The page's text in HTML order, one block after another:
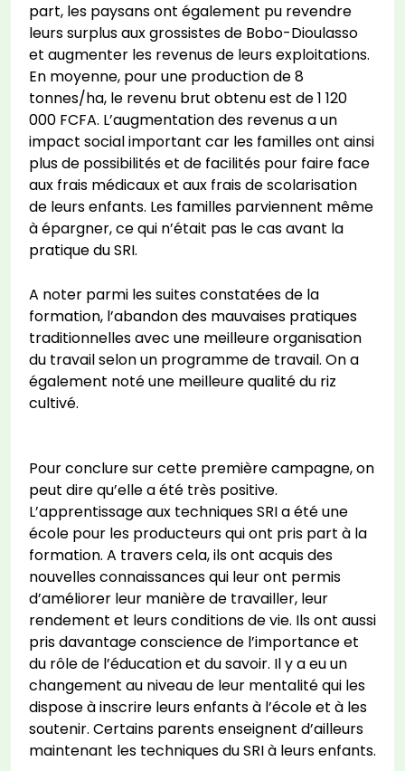
part, les paysans ont également pu revendre
leurs surplus aux grossistes de Bobo-Dioulasso
et augmenter les revenus de leurs exploitations.
En moyenne, pour une production de 8
tonnes/ha, le revenu brut obtenu est de 1 120
000 FCFA. L’augmentation des revenus a un
impact social important car les familles ont ainsi
plus de possibilités et de facilités pour faire face
aux frais médicaux et aux frais de scolarisation
de leurs enfants. Les familles parviennent même
à épargner, ce qui n’était pas le cas avant la
pratique du SRI.
A noter parmi les suites constatées de la
formation, l’abandon des mauvaises pratiques
traditionnelles avec une meilleure organisation
du travail selon un programme de travail. On a
également noté une meilleure qualité du riz
cultivé.
Pour conclure sur cette première campagne, on
peut dire qu’elle a été très positive.
L’apprentissage aux techniques SRI a été une
école pour les producteurs qui ont pris part à la
formation. A travers cela, ils ont acquis des
nouvelles connaissances qui leur ont permis
d’améliorer leur manière de travailler, leur
rendement et leurs conditions de vie. Ils ont aussi
pris davantage conscience de l’importance et
du rôle de l’éducation et du savoir. Il y a eu un
changement au niveau de leur mentalité qui les
dispose à inscrire leurs enfants à l’école et à les
soutenir. Certains parents enseignent d’ailleurs
maintenant les techniques du SRI à leurs enfants.